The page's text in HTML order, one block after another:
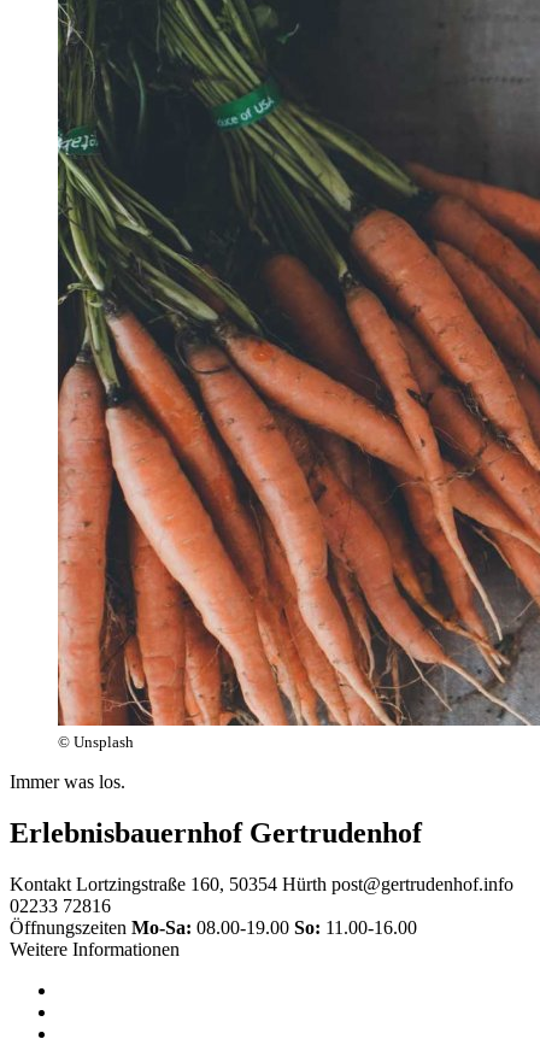
© Unsplash
Immer was los.
Erlebnisbauernhof Gertrudenhof
Kontakt Lortzingstraße 160, 50354 Hürth post@gertrudenhof.info
02233 72816
Öffnungszeiten Mo-Sa: 08.00-19.00 So: 11.00-16.00
Weitere Informationen